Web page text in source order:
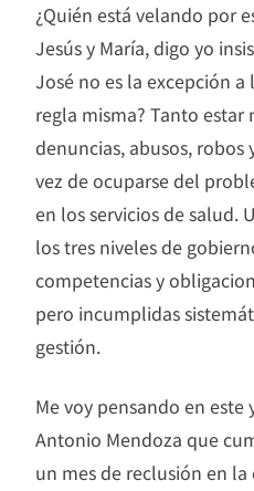
¿Quién está velando por
Jesús y María, digo yo
José no es la excepción
regla misma? Tanto estar
denuncias, abusos, robos
vez de ocuparse del
en los servicios de salud.
los tres niveles de
competencias y
pero incumplidas
gestión.
Me voy pensando en este
Antonio Mendoza que
un mes de reclusión en